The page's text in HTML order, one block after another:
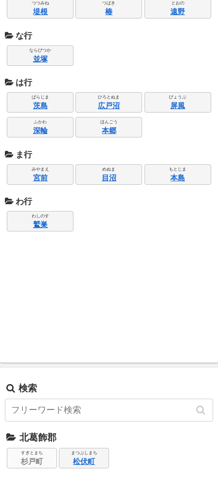
つつみね
堤根
つばき
椿
とおの
遠野
な行
ならびつか
並塚
は行
ばらじま
茨島
ひろとぬま
広戸沼
びょうぶ
屏風
ふかわ
深輪
ほんごう
本郷
ま行
みやまえ
宮前
めぬま
目沼
もとじま
本島
わ行
わしのす
鷲巣
検索
北葛飾郡
すぎとまち
杉戸町
まつぶしまち
松伏町